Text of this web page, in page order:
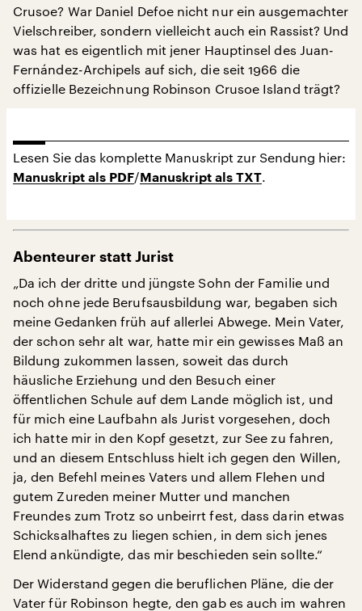
Crusoe? War Daniel Defoe nicht nur ein ausgemachter
Vielschreiber, sondern vielleicht auch ein Rassist? Und
was hat es eigentlich mit jener Hauptinsel des Juan-
Fernández-Archipels auf sich, die seit 1966 die
offizielle Bezeichnung Robinson Crusoe Island trägt?
Lesen Sie das komplette Manuskript zur Sendung hier:
Manuskript als PDF/ Manuskript als TXT.
Abenteurer statt Jurist
„Da ich der dritte und jüngste Sohn der Familie und
noch ohne jede Berufsausbildung war, begaben sich
meine Gedanken früh auf allerlei Abwege. Mein Vater,
der schon sehr alt war, hatte mir ein gewisses Maß an
Bildung zukommen lassen, soweit das durch
häusliche Erziehung und den Besuch einer
öﬀentlichen Schule auf dem Lande möglich ist, und
für mich eine Laufbahn als Jurist vorgesehen, doch
ich hatte mir in den Kopf gesetzt, zur See zu fahren,
und an diesem Entschluss hielt ich gegen den Willen,
ja, den Befehl meines Vaters und allem Flehen und
gutem Zureden meiner Mutter und manchen
Freundes zum Trotz so unbeirrt fest, dass darin etwas
Schicksalhaftes zu liegen schien, in dem sich jenes
Elend ankündigte, das mir beschieden sein sollte.“
Der Widerstand gegen die beruflichen Pläne, die der
Vater für Robinson hegte, den gab es auch im wahren